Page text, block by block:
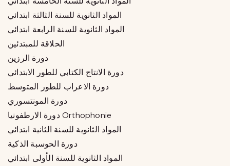
المواد الثانوية للسنة الثالثة ابتدائي
المواد الثانوية للسنة الرابعة ابتدائي
الحلاقة للمبتدئين
دورة الرزين
دورة الانتاج الكتابي للطور الابتدائي
دورة الاعراب للطور المتوسط
دورة المونتسوري
دورة الارطفونيا Orthophonie
المواد الثانوية للسنة الثانية ابتدائي
دورة الحوسبة الذكية
المواد الثانوية للسنة الأولى ابتدائي